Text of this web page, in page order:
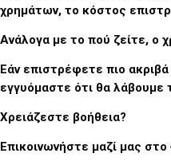
χρημάτων, το κόστος
Ανάλογα με το πού ζείτε, ο
Εάν επιστρέφετε πιο
εγγυόμαστε ότι θα λάβουμε
Χρειάζεστε βοήθεια?
Επικοινωνήστε μαζί μας στο